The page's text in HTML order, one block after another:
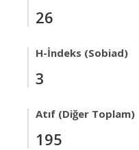
26
H-İndeks (Sobiad)
3
Atıf (Diğer Toplam)
195